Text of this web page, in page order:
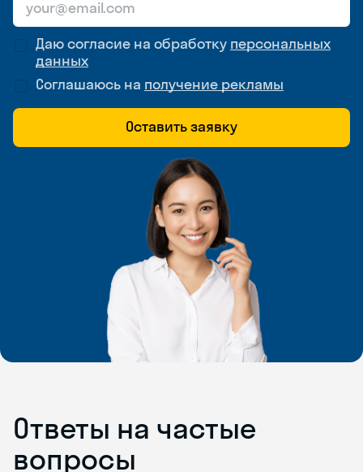
Даю согласие на обработку персональных
данных
Соглашаюсь на получение рекламы
Оставить заявку
Ответы на частые
вопросы